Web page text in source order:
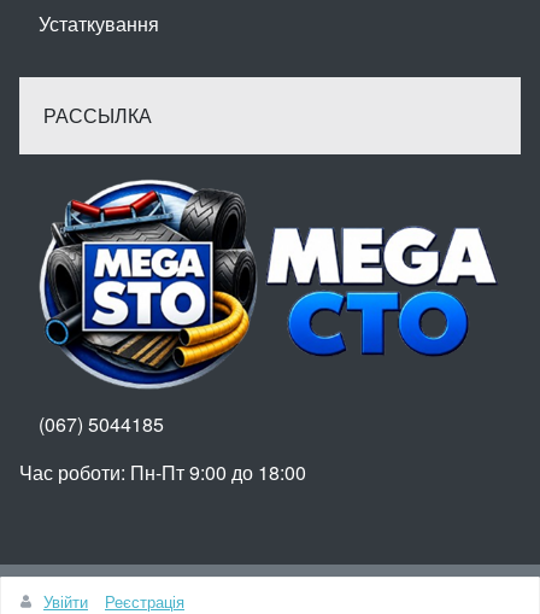
Устаткування
РАССЫЛКА
(067) 5044185
Час роботи: Пн-Пт 9:00 до 18:00
ВгоруУвійти Реєстрація